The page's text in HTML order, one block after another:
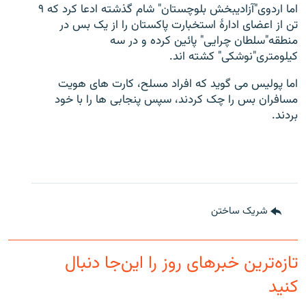
اما اردوی"آزادیبخش بلوچستان" شام گذشته ادعا کرد که ۹
تن از اعضای ادارۀ استخبارت پاکستان را از یک بس در
منطقه"سلطان چرایی" پائین کرده و در سه
کیلومتری"نوشکی" کشته اند.
اما پولیس می گوید که افراد مسلح، کارت های هویت
مسافران بس را چک کردند، سپس پنجابی ها را با خود
بردند.
شریک ساختن
تازه‌ترین خبرهای روز را این‌جا دنبال
کنید